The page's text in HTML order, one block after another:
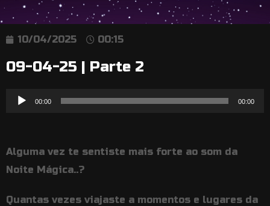
10/04/2025 00:15
09-04-25 | Parte 2
Reprodutor
00:00 00:00
Alguma vez te sentiste mais forte ao som da
Noite Mágica..?
Quantas vezes viajaste a momentos e lugares da